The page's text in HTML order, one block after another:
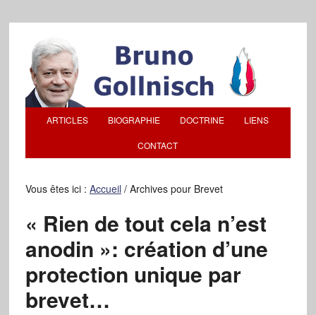
ARTICLES BIOGRAPHIE DOCTRINE LIENS
CONTACT
Vous êtes ici : Accueil /Archives pour Brevet
« Rien de tout cela n’est
anodin »: création d’une
protection unique par
brevet…